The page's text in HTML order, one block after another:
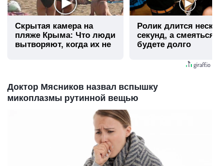
Скрытая камера на
пляже Крыма: Что люди
вытворяют, когда их не
Ролик длится
секунд, а
будете долго
Доктор Мясников назвал вспышку
микоплазмы рутинной вещью